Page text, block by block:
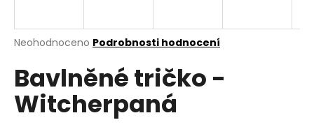
Průměrné
produktu
je
0,0
z
Neohodnoceno Podrobnosti hodnocení
Bavlněné tričko -
Witcherpaná
j
í
t
?